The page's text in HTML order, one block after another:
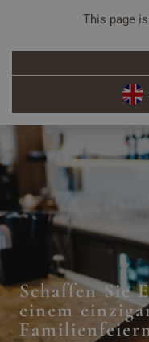
Schaffen Sie
einem
This page